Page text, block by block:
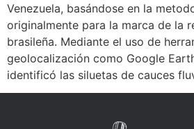
Venezuela, basándose en la
originalmente para la marca de la
brasileña. Mediante el uso de
geolocalización como Google
identificó las siluetas de cauces